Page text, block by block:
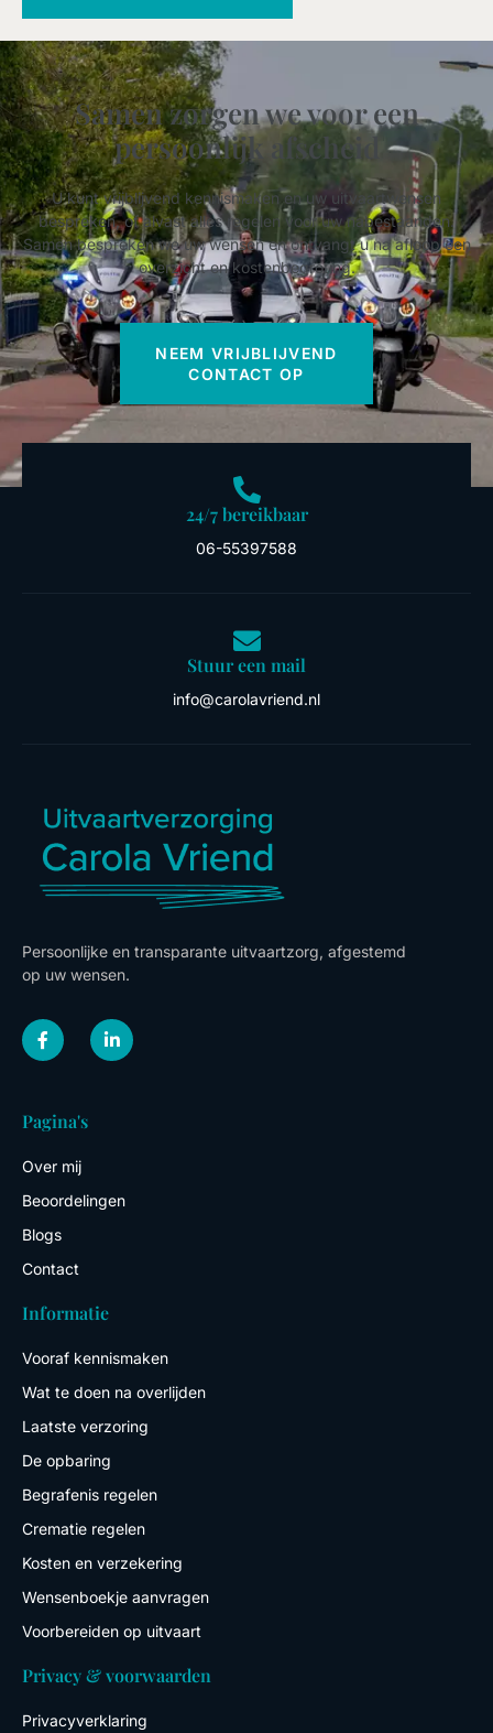
Samen zorgen we voor een
persoonlijk afscheid
U kunt vrijblijvend kennismaken en uw uitvaartwensen
bespreken, of alvast alles regelen voor uw nabestaanden.
Samen bespreken we uw wensen en ontvangt u na afloop een
overzicht en kostenbegroting.
NEEM VRIJBLIJVEND
CONTACT OP
24/7 bereikbaar
06-55397588
Stuur een mail
info@carolavriend.nl
Persoonlijke en transparante uitvaartzorg, afgestemd
op uw wensen.
F
a
c
e
o
k
f
L
i
n
k
Pagina's
Over mij
Beoordelingen
Blogs
Contact
Informatie
Vooraf kennismaken
Wat te doen na overlijden
Laatste verzoring
De opbaring
Begrafenis regelen
Crematie regelen
Kosten en verzekering
Wensenboekje aanvragen
Voorbereiden op uitvaart
Privacy & voorwaarden
Privacyverklaring